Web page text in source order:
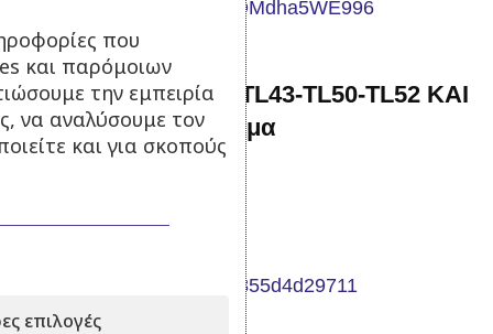
Χειρόμιζα Mitsubishi TL43-TL50-TL52 KAI
KINAΣ 43cc-52cc σύρμα
15,00€ με Φ.Π.Α.
-20%
που
και παρόμοιων
την εμπειρία
να αναλύσουμε τον
και για σκοπούς
επιλογές